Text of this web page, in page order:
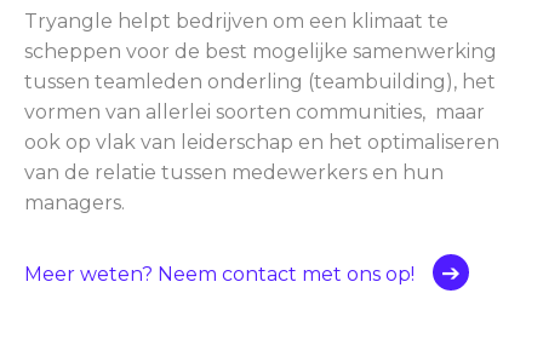
Tryangle helpt bedrijven om een klimaat te
scheppen voor de best mogelijke samenwerking
tussen teamleden onderling (teambuilding), het
vormen van allerlei soorten communities, maar
ook op vlak van leiderschap en het optimaliseren
van de relatie tussen medewerkers en hun
managers.
Meer weten? Neem contact met ons op!